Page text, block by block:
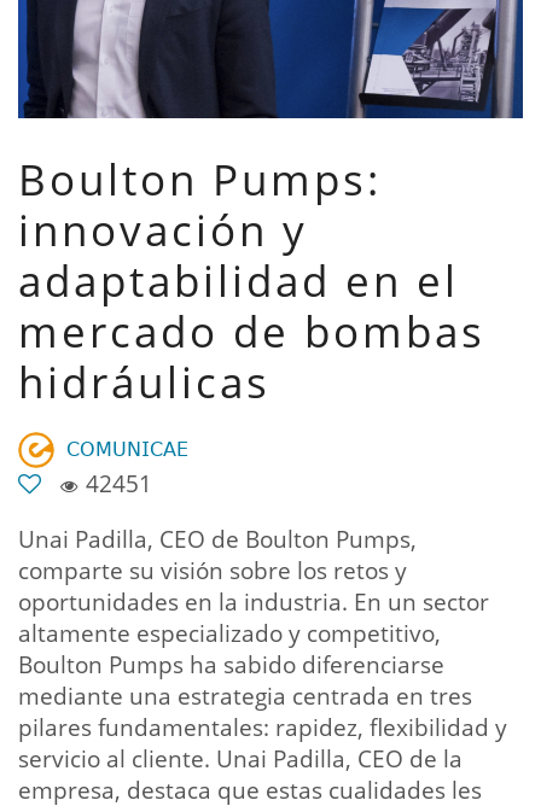
Boulton Pumps:
innovación y
adaptabilidad en el
mercado de bombas
hidráulicas
𝖢𝖮𝖬𝖴𝖭𝖨𝖢𝖠𝖤
42451
Unai Padilla, CEO de Boulton Pumps,
comparte su visión sobre los retos y
oportunidades en la industria. En un sector
altamente especializado y competitivo,
Boulton Pumps ha sabido diferenciarse
mediante una estrategia centrada en tres
pilares fundamentales: rapidez, flexibilidad y
servicio al cliente. Unai Padilla, CEO de la
empresa, destaca que estas cualidades les